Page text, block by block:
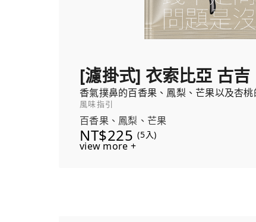
[濾掛式] 衣索比亞 古
香氣撲鼻的百香果、鳳梨、芒果以及杏桃
風味指引
百香果、鳳梨、芒果
NT$225 (5入)
view more +